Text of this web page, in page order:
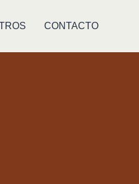
CONTACTO